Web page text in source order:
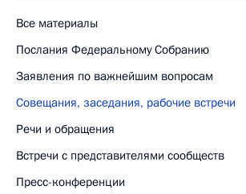
Все материалы
Послания Федеральному Собранию
Заявления по важнейшим вопросам
Совещания, заседания, рабочие встречи
Речи и обращения
Встречи с представителями сообществ
Пресс-конференции